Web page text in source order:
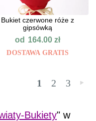
Bukiet czerwone róże z
gipsówką
od 164.00zł
DOSTAWA GRATIS
1 2 3 »
Bukiety" w